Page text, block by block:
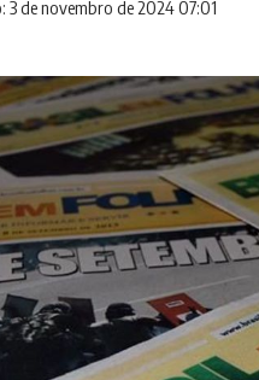
3 de novembro de 2024 07:01